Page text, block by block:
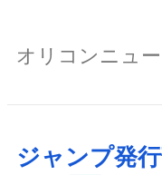
オリコンニュ
ジャンプ発